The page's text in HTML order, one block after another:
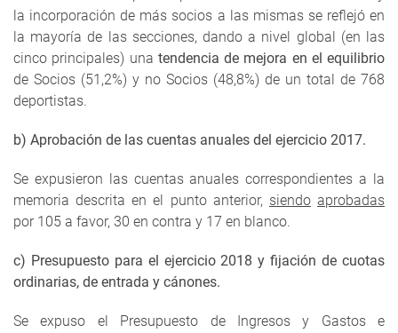
la incorporación de más socios a las mismas se reflejó en
la mayoría de las secciones, dando a nivel global (en las
cinco principales) una tendencia de mejora en el equilibrio
de Socios (51,2%) y no Socios (48,8%) de un total de 768
deportistas.
b) Aprobación de las cuentas anuales del ejercicio 2017.
Se expusieron las cuentas anuales correspondientes a la
memoria descrita en el punto anterior, siendo aprobadas
por 105 a favor, 30 en contra y 17 en blanco.
c) Presupuesto para el ejercicio 2018 y fijación de cuotas
ordinarias, de entrada y cánones.
Se expuso el Presupuesto de Ingresos y Gastos e